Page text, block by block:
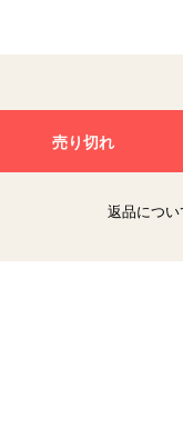
返品につい